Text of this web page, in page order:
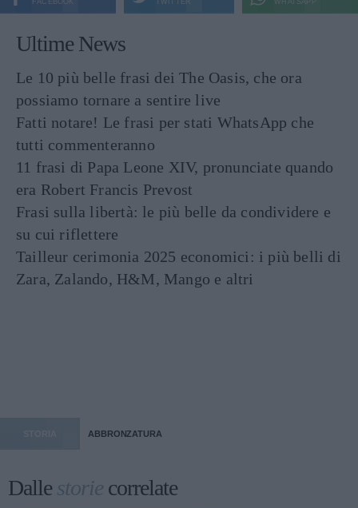
Ultime News
Le 10 più belle frasi dei The Oasis, che ora
possiamo tornare a sentire live
Fatti notare! Le frasi per stati WhatsApp che
tutti commenteranno
11 frasi di Papa Leone XIV, pronunciate quando
era Robert Francis Prevost
Frasi sulla libertà: le più belle da condividere e
su cui riflettere
Tailleur cerimonia 2025 economici: i più belli di
Zara, Zalando, H&M, Mango e altri
ABBRONZATURA
Dallestorie correlate